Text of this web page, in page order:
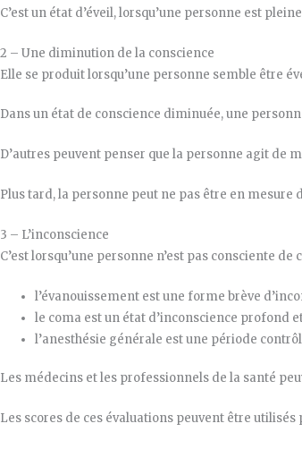
C’est un état d’éveil, lorsqu’une personne est
2 – Une diminution de la conscience
Elle se produit lorsqu’une personne semble être
Dans un état de conscience diminuée, une
D’autres peuvent penser que la personne agit de
Plus tard, la personne peut ne pas être en mesure
3 – L’inconscience
C’est lorsqu’une personne n’est pas consciente
l’évanouissement est une forme brève
le coma est un état d’inconscience profond
l’anesthésie générale est une période
Les médecins et les professionnels de la santé
Les scores de ces évaluations peuvent être